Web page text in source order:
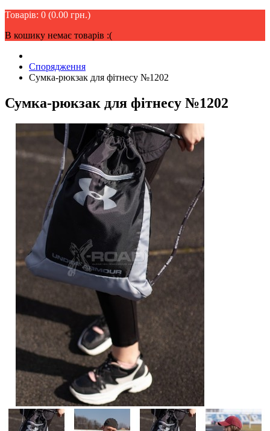
Товарів: 0 (0.00 грн.)
В кошику немає товарів :(
Спорядження
Сумка-рюкзак для фітнесу №1202
Сумка-рюкзак для фітнесу №1202